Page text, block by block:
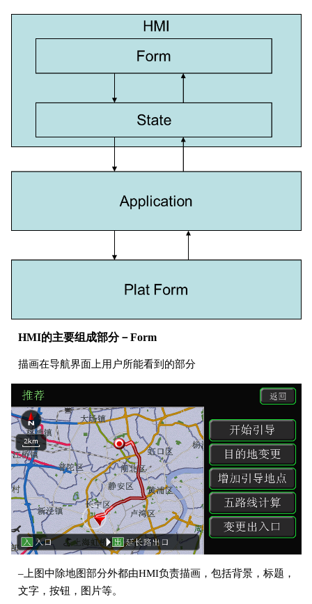
HMI的主要组成部分－Form
描画在导航界面上用户所能看到的部分
–上图中除地图部分外都由HMI负责描画，包括背景，标题，
文字，按钮，图片等。